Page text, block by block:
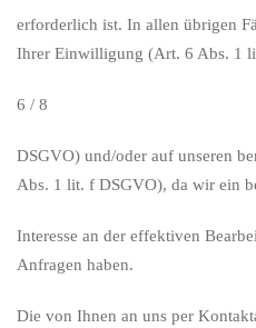
erforderlich ist. In allen übrigen
Ihrer Einwilligung (Art. 6 Abs. 1
6 / 8
DSGVO) und/oder auf unseren
Abs. 1 lit. f DSGVO), da wir ein
Interesse an der effektiven
Anfragen haben.
Die von Ihnen an uns per